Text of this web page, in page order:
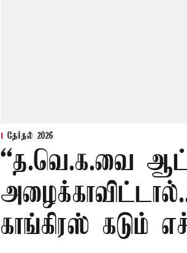
தேர்தல் 2026
“த.வெ.க.வை
காங்கிரஸ் கடும்